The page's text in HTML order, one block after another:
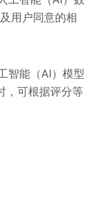
用户同意的相
智能（AI）模型
，可根据评分等